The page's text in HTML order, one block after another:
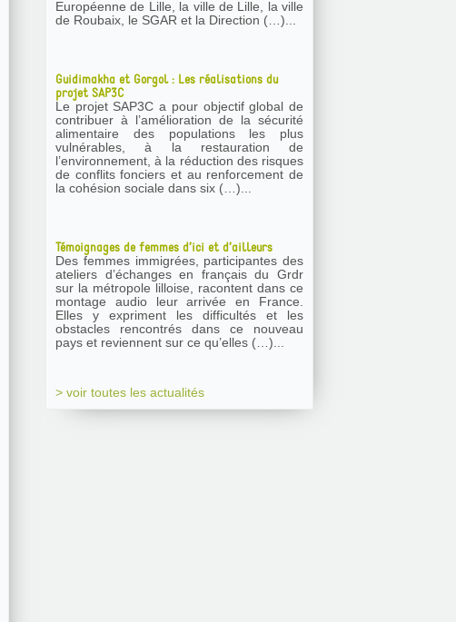
Européenne de Lille, la ville de Lille, la ville
de Roubaix, le SGAR et la Direction (…)...
Guidimakha et Gorgol : Les réalisations du
projet SAP3C
Le projet SAP3C a pour objectif global de
contribuer à l’amélioration de la sécurité
alimentaire des populations les plus
vulnérables, à la restauration de
l’environnement, à la réduction des risques
de conflits fonciers et au renforcement de
la cohésion sociale dans six (…)...
Témoignages de femmes d’ici et d’ailleurs
Des femmes immigrées, participantes des
ateliers d’échanges en français du Grdr
sur la métropole lilloise, racontent dans ce
montage audio leur arrivée en France.
Elles y expriment les difficultés et les
obstacles rencontrés dans ce nouveau
pays et reviennent sur ce qu’elles (…)...
> voir toutes les actualités